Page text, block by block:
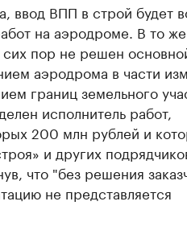
ввод ВПП в строй будет
на аэродроме. В то
пор не решен
аэродрома в части
границ земельного
исполнитель работ,
200 млн рублей и
и других
что "без решения
не представляется